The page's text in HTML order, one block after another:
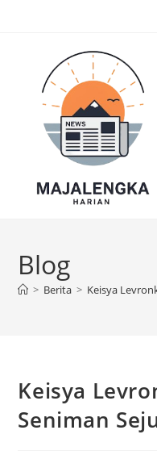
Blog
> Berita > Keisya
Keisya
Seniman